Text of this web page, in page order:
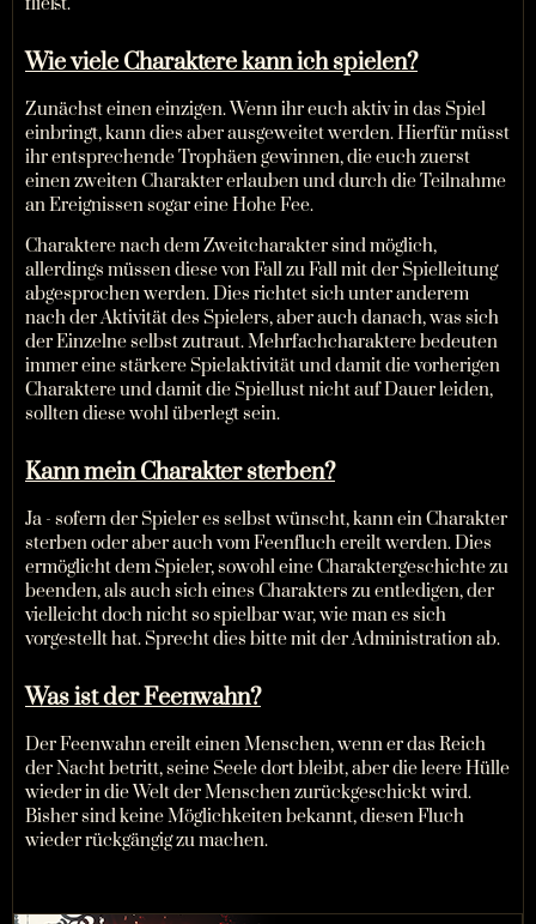
Wie viele Charaktere kann ich spielen?
Zunächst einen einzigen. Wenn ihr euch aktiv in das Spiel
einbringt, kann dies aber ausgeweitet werden. Hierfür müsst
ihr entsprechende Trophäen gewinnen, die euch zuerst
einen zweiten Charakter erlauben und durch die Teilnahme
an Ereignissen sogar eine Hohe Fee.
Charaktere nach dem Zweitcharakter sind möglich,
allerdings müssen diese von Fall zu Fall mit der Spielleitung
abgesprochen werden. Dies richtet sich unter anderem
nach der Aktivität des Spielers, aber auch danach, was sich
der Einzelne selbst zutraut. Mehrfachcharaktere bedeuten
immer eine stärkere Spielaktivität und damit die vorherigen
Charaktere und damit die Spiellust nicht auf Dauer leiden,
sollten diese wohl überlegt sein.
Kann mein Charakter sterben?
Ja - sofern der Spieler es selbst wünscht, kann ein Charakter
sterben oder aber auch vom Feenfluch ereilt werden. Dies
ermöglicht dem Spieler, sowohl eine Charaktergeschichte zu
beenden, als auch sich eines Charakters zu entledigen, der
vielleicht doch nicht so spielbar war, wie man es sich
vorgestellt hat. Sprecht dies bitte mit der Administration ab.
Was ist der Feenwahn?
Der Feenwahn ereilt einen Menschen, wenn er das Reich
der Nacht betritt, seine Seele dort bleibt, aber die leere Hülle
wieder in die Welt der Menschen zurückgeschickt wird.
Bisher sind keine Möglichkeiten bekannt, diesen Fluch
wieder rückgängig zu machen.